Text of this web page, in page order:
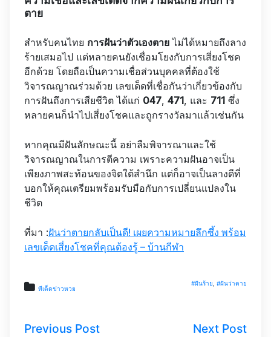
ตาย
สำหรับคนไทย การฝันว่าตัวเองตาย ไม่ได้หมายถึงลาง
ร้ายเสมอไป แต่หลายคนยังเชื่อมโยงกับการเสี่ยงโชค
อีกด้วย โดยถือเป็นความเชื่อส่วนบุคคลที่ต้องใช้
วิจารณญาณร่วมด้วย เลขเด็ดที่เชื่อกันว่าเกี่ยวข้องกับ
การฝันถึงการเสียชีวิต ได้แก่ 047, 471, และ 711 ซึ่ง
หลายคนก็นำไปเสี่ยงโชคและถูกรางวัลมาแล้วเช่นกัน
หากคุณมีฝันลักษณะนี้ อย่าลืมพิจารณาและใช้
วิจารณญาณในการตีความ เพราะความฝันอาจเป็น
เพียงภาพสะท้อนของจิตใต้สำนึก แต่ก็อาจเป็นลางดีที่
บอกให้คุณเตรียมพร้อมรับมือกับการเปลี่ยนแปลงใน
ชีวิต
ที่มา :ฝันว่าตายกลับเป็นดี! เผยความหมายลึกซึ้ง พร้อม
เลขเด็ดเสี่ยงโชคที่คุณต้องรู้ – บ้านกีฬา
ทีเด็ดข่าวหวย
#ฝันร้าย #ฝันว่าตาย
Previous Post
Next Post